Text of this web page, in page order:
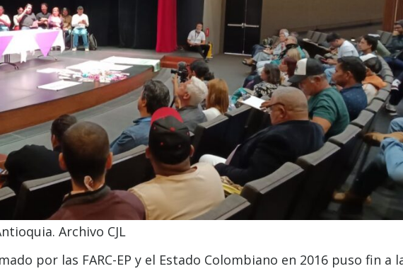
Archivo CJL
por las FARC-EP y el Estado Colombiano en 2016 puso fin a